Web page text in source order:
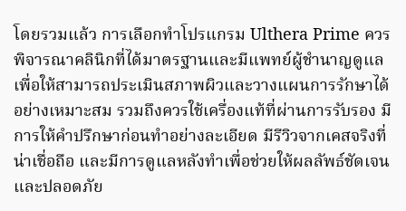
โดยรวมแล้ว การเลือกทำโปรแกรม Ulthera Prime ควร
พิจารณาคลินิกที่ได้มาตรฐานและมีแพทย์ผู้ชำนาญดูแล
เพื่อให้สามารถประเมินสภาพผิวและวางแผนการรักษาได้
อย่างเหมาะสม รวมถึงควรใช้เครื่องแท้ที่ผ่านการรับรอง มี
การให้คำปรึกษาก่อนทำอย่างละเอียด มีรีวิวจากเคสจริงที่
น่าเชื่อถือ และมีการดูแลหลังทำเพื่อช่วยให้ผลลัพธ์ชัดเจน
และปลอดภัย